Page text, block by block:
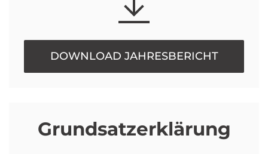
DOWNLOAD JAHRESBERICHT
Grundsatzerklärung